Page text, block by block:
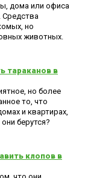
дома или офиса
Средства
но
животных.
тараканов в
но более
то, что
и квартирах,
берутся?
клопов в